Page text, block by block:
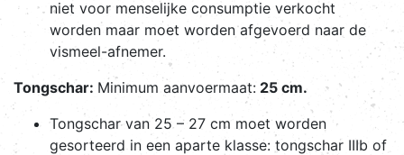
niet voor menselijke consumptie verkocht
worden maar moet worden afgevoerd naar de
vismeel-afnemer.
Tongschar: Minimum aanvoermaat: 25 cm.
Tongschar van 25 – 27 cm moet worden
gesorteerd in een aparte klasse: tongschar IIIb of